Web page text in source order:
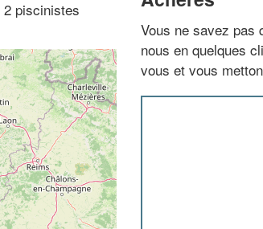
piscinistes
Vous ne savez pas
nous en quelques
vous et vous